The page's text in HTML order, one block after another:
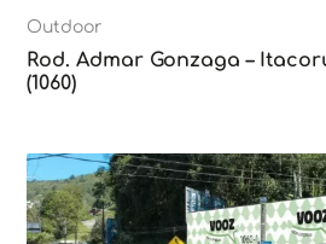
Outdoor
Rod. Admar Gonzaga –
(1060)